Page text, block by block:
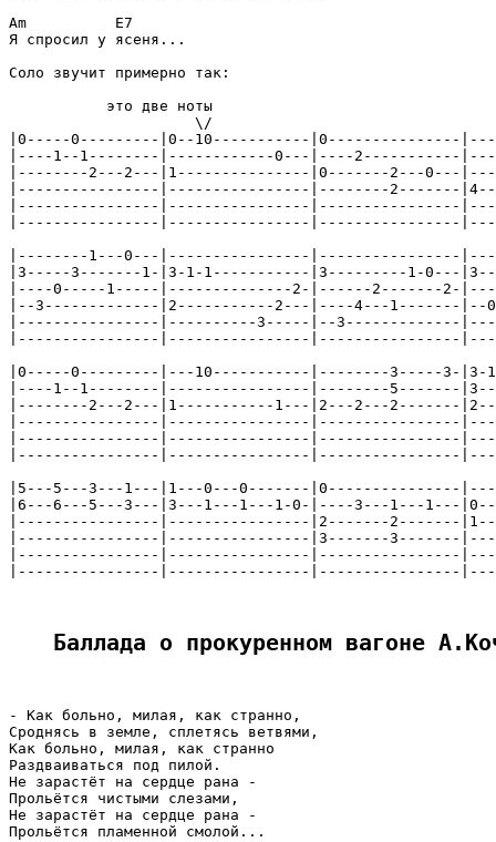
Am          E7
Я спросил у ясеня...
Соло звучит примерно так:
           это две ноты
                     \/
|0-----0---------|0--10-----------|0---------------
|----1--1--------|------------0---|----2-----------
|--------2---2---|1---------------|0-------2---0---
|----------------|----------------|--------2-------
|----------------|----------------|----------------
|----------------|----------------|----------------
|--------1---0---|----------------|----------------
|3-----3-------1-|3-1-1-----------|3---------1-0---
|----0-----1-----|--------------2-|------2-------2-
|--3-------------|2-----------2---|----4---1-------|--
|----------------|----------3-----|--3-------------
|----------------|----------------|----------------
|0-----0---------|---10-----------|--------3-----3-|3-
|----1--1--------|----------------|--------5-------
|--------2---2---|1-----------1---|2---2---2-------
|----------------|----------------|----------------
|----------------|----------------|----------------
|----------------|----------------|----------------
|5---5---3---1---|1---0---0-------|0---------------
|6---6---5---3---|3---1---1---1-0-|----3---1---1---
|----------------|----------------|2-------2-------
|----------------|----------------|3-------3-------
|----------------|----------------|----------------
|----------------|----------------|----------------
Баллада о прокуренном вагоне
- Как больно, милая, как странно,
Сроднясь в земле, сплетясь ветвями,
Как больно, милая, как странно
Раздваиваться под пилой.
Не зарастёт на сердце рана -
Прольётся чистыми слезами,
Не зарастёт на сердце рана -
Прольётся пламенной смолой...